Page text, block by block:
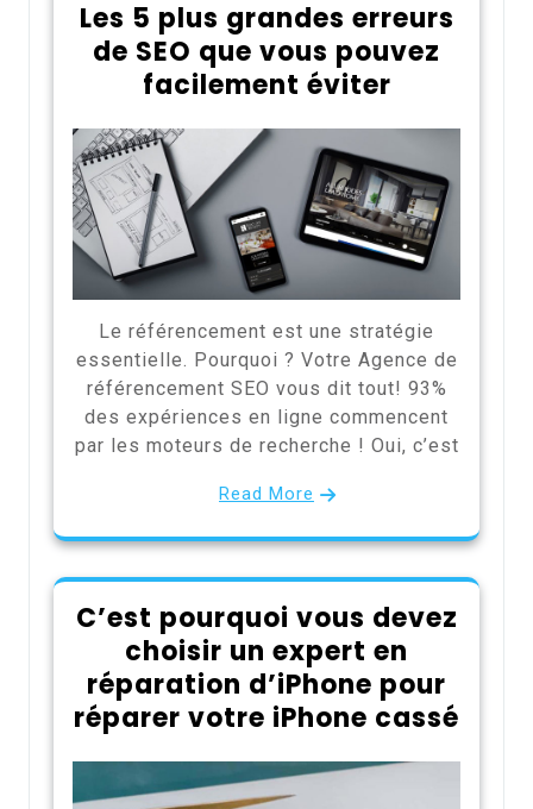
Les 5 plus grandes erreurs
de SEO que vous pouvez
facilement éviter
Le référencement est une stratégie
essentielle. Pourquoi ? Votre Agence de
référencement SEO vous dit tout! 93%
des expériences en ligne commencent
par les moteurs de recherche ! Oui, c’est
Read More
C’est pourquoi vous devez
choisir un expert en
réparation d’iPhone pour
réparer votre iPhone cassé